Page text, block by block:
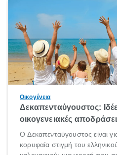
Οικογένεια
Δεκαπενταύγουστος:
οικογενειακές
Ο Δεκαπενταύγουστος είναι
κορυφαία στιγμή του